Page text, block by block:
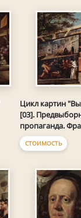
Цикл картин
[03].
пропаганда.
СТОИМОСТЬ